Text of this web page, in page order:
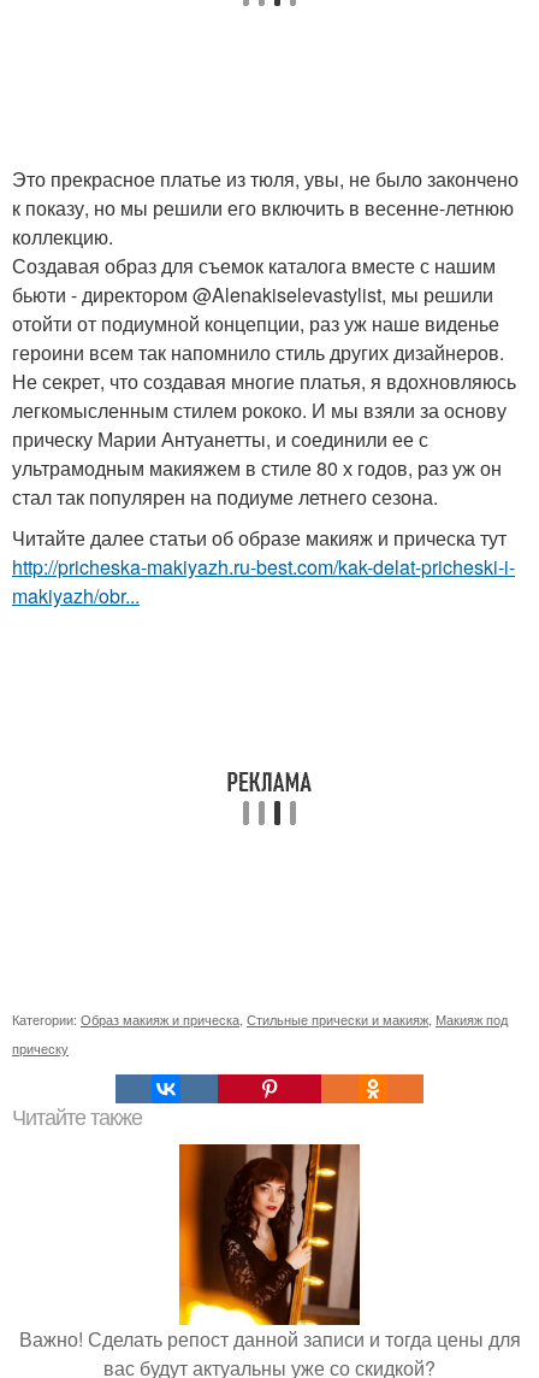
Это прекрасное платье из тюля, увы, не было закончено
к показу, но мы решили его включить в весенне-летнюю
коллекцию.
Создавая образ для съемок каталога вместе с нашим
бьюти - директором @Alenakiselevastylist, мы решили
отойти от подиумной концепции, раз уж наше виденье
героини всем так напомнило стиль других дизайнеров.
Не секрет, что создавая многие платья, я вдохновляюсь
легкомысленным стилем рококо. И мы взяли за основу
прическу Марии Антуанетты, и соединили ее с
ультрамодным макияжем в стиле 80 х годов, раз уж он
стал так популярен на подиуме летнего сезона.
Читайте далее статьи об образе макияж и прическа тут
http://pricheska-makiyazh.ru-best.com/kak-delat-pricheski-i-
makiyazh/obr...
Категории: Образ макияж и прическа Стильные прически и макияж Макияж под
прическу
Читайте также
Важно! Сделать репост данной записи и тогда цены для
вас будут актуальны уже со скидкой?